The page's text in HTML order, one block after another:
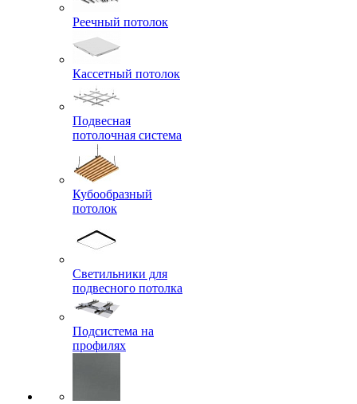
Реечный потолок
Кассетный потолок
Подвесная
потолочная система
Кубообразный
потолок
Светильники для
подвесного потолка
Подсистема на
профилях